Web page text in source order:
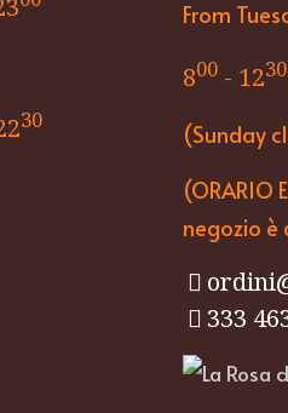
30
From
800 - 1230
(Sunday
(ORARIO
negozio
333